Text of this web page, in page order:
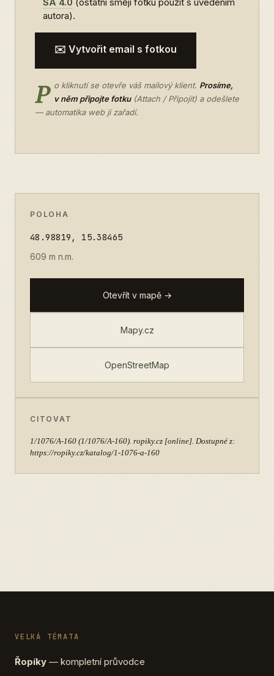
autora).
✉️ Vytvořit email s fotkou
P o kliknutí se otevře váš mailový klient. Prosíme,
v něm připojte fotku(Attach / Připojit) a odešlete
— automatika web ji zařadí.
POLOHA
48.98819, 15.38465
609 m n.m.
Otevřít v mapě →
Mapy.cz
OpenStreetMap
CITOVAT
1/1076/A-160 (1/1076/A-160). ropiky.cz [online]. Dostupné z:
https://ropiky.cz/katalog/1-1076-a-160
VELKÁ TÉMATA
Řopíky — kompletní průvodce